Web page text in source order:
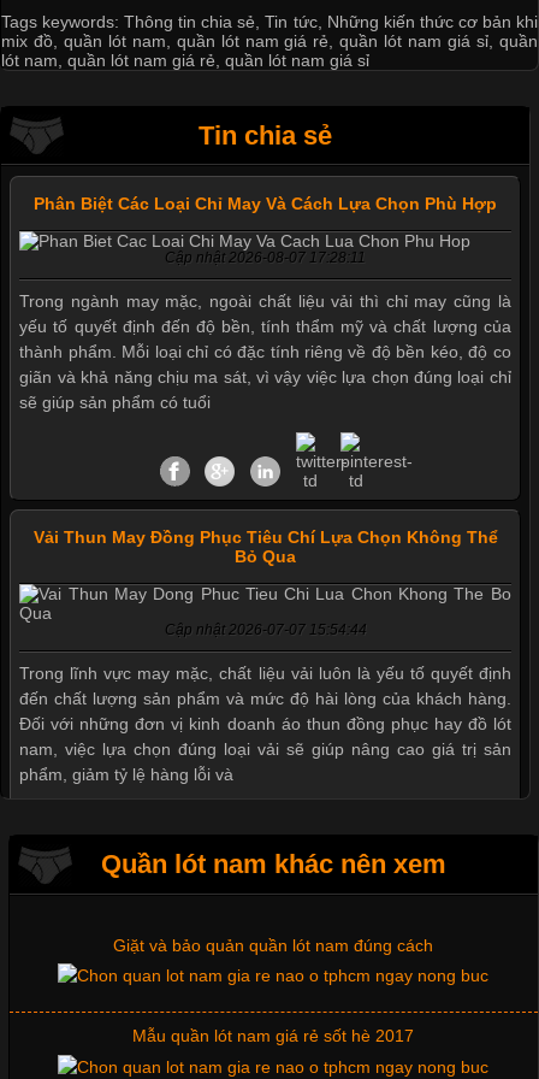
Tags keywords:Thông tin chia sẻ ,Tin tức, Những kiến thức cơ bản khi
mix đồ, quần lót nam quần lót nam giá rẻ ,quần lót nam giá sỉ ,quần
lót nam quần lót nam giá rẻ quần lót nam giá sỉ
Tin chia sẻ
Phân Biệt Các Loại Chỉ May Và Cách Lựa Chọn Phù Hợp
Cập nhật 2026-08-07 17:28:11
Trong ngành may mặc, ngoài chất liệu vải thì chỉ may cũng là
yếu tố quyết định đến độ bền, tính thẩm mỹ và chất lượng của
thành phẩm. Mỗi loại chỉ có đặc tính riêng về độ bền kéo, độ co
giãn và khả năng chịu ma sát, vì vậy việc lựa chọn đúng loại chỉ
sẽ giúp sản phẩm có tuổi
Vải Thun May Đồng Phục Tiêu Chí Lựa Chọn Không Thể
Bỏ Qua
Cập nhật 2026-07-07 15:54:44
Trong lĩnh vực may mặc, chất liệu vải luôn là yếu tố quyết định
đến chất lượng sản phẩm và mức độ hài lòng của khách hàng.
Đối với những đơn vị kinh doanh áo thun đồng phục hay đồ lót
nam, việc lựa chọn đúng loại vải sẽ giúp nâng cao giá trị sản
phẩm, giảm tỷ lệ hàng lỗi và
Áo thun là một trong những trang phục phổ biến nhất hiện nay
nhờ tính tiện dụng, dễ phối đồ và phù hợp với nhiều đối tượng.
Quần lót nam khác nên xem
Mẫu quần short quần lót nam nữ hè thu 2017
Thị hiều quần lót nam bơi lội nam và nữ 2017
Xu hướng thời trang trẻ và quần lót nam giá sỉ
Giặt và bảo quản quần lót nam đúng cách
Mẫu quần lót nam giá rẻ sốt hè 2017
Những mẩu quần lót nam thông dụng hiện nay